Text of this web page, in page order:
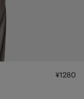
¥1280